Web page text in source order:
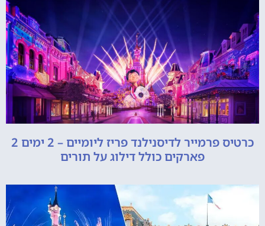
כרטיס פרמייר לדיסנילנד פריז ליומיים – 2 ימים 2
פארקים כולל דילוג על תורים